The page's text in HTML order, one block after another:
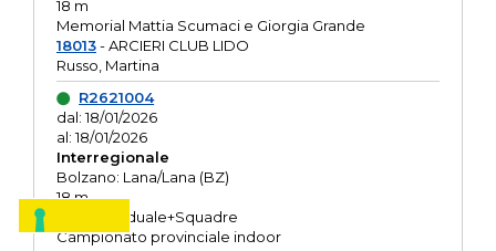
18 m
Memorial Mattia Scumaci e Giorgia Grande
18013- ARCIERI CLUB LIDO
Russo, Martina
R2621004
dal: 18/01/2026
al: 18/01/2026
Interregionale
Bolzano: Lana/Lana (BZ)
18 m
O.R. Individuale+Squadre
Campionato provinciale indoor